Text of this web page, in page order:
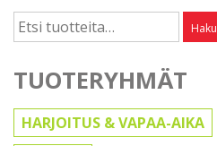
Etsi: Haku
TUOTERYHMÄT
HARJOITUS & VAPAA-AIKA